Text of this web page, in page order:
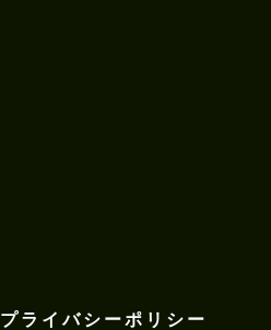
プライバシーポリシー